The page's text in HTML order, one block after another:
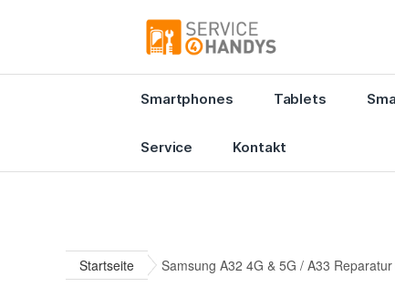
Smartphones Tablets
Service Kontakt
Startseite Samsung A32 4G & 5G / A33